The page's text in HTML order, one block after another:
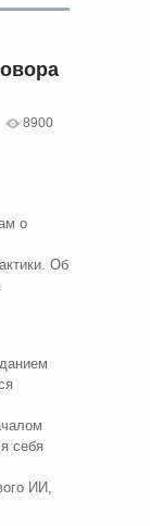
8900
о
Об
себя
ИИ,